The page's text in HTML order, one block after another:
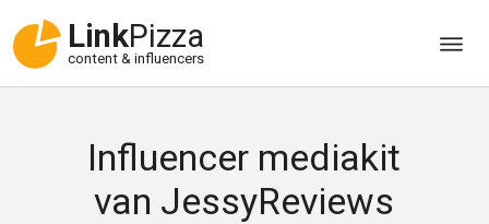
LinkPizza
content & influencers
Influencer mediakit
van JessyReviews